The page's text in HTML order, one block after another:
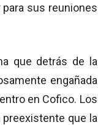
sus reuniones
que detrás de la
engañada
en Cofico. Los
que la